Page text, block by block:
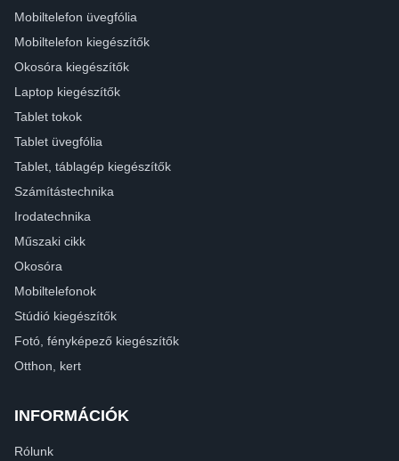
Mobiltelefon üvegfólia
Mobiltelefon kiegészítők
Okosóra kiegészítők
Laptop kiegészítők
Tablet tokok
Tablet üvegfólia
Tablet, táblagép kiegészítők
Számítástechnika
Irodatechnika
Műszaki cikk
Okosóra
Mobiltelefonok
Stúdió kiegészítők
Fotó, fényképező kiegészítők
Otthon, kert
INFORMÁCIÓK
Rólunk